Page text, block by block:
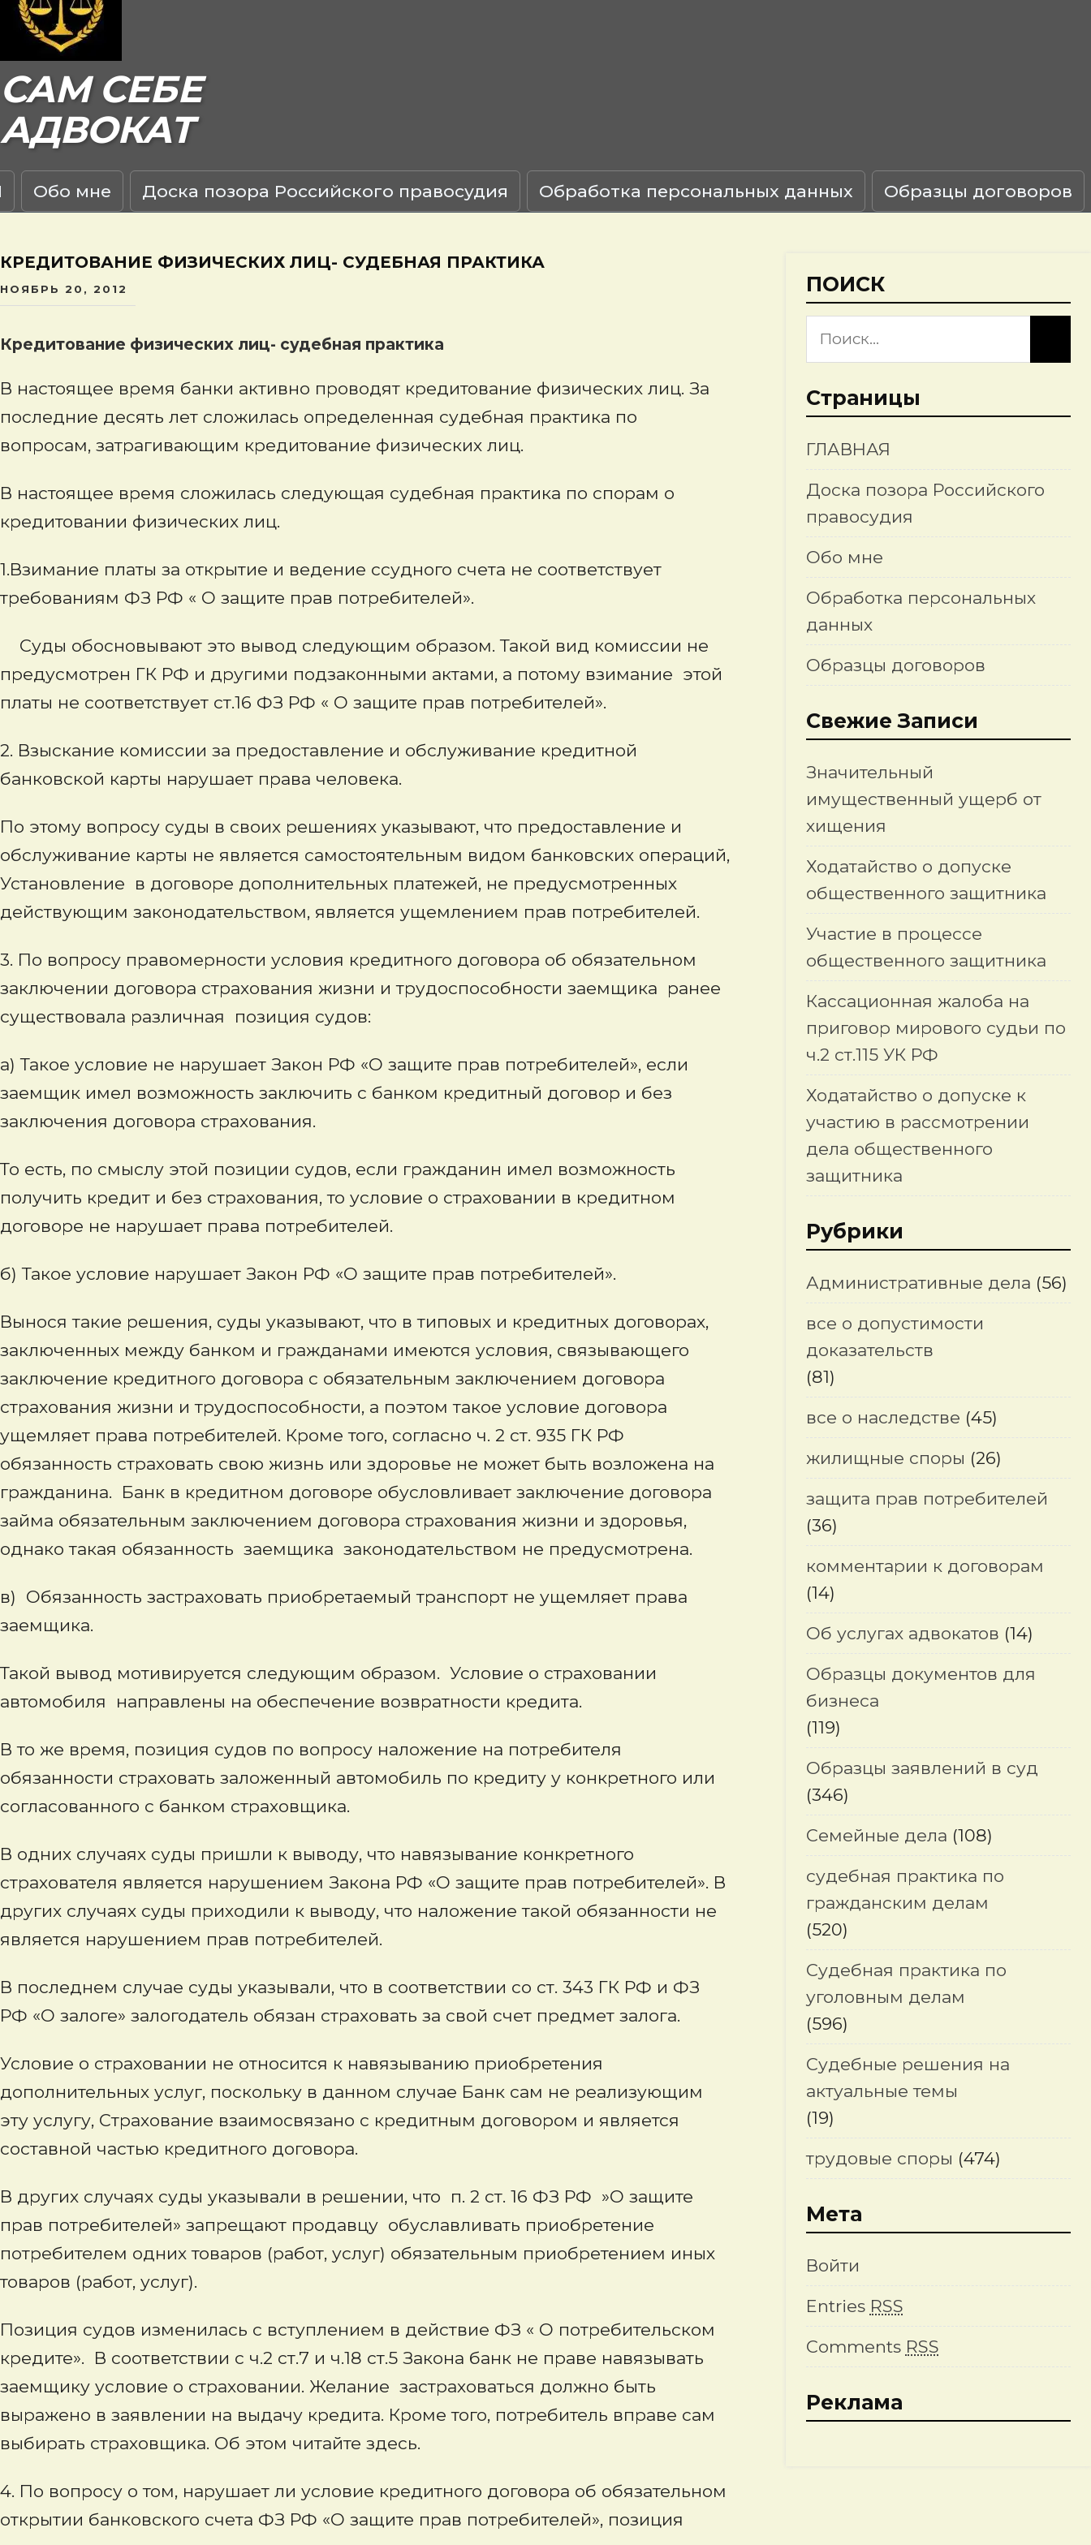
САМ СЕБЕ
АДВОКАТ
Обо мне Доска позора Российского правосудия Обработка персональных данных Образцы договоров
КРЕДИТОВАНИЕ ФИЗИЧЕСКИХ ЛИЦ- CУДЕБНАЯ ПРАКТИКА
НОЯБРЬ 20, 2012
Кредитование физических лиц- cудебная практика
В настоящее время банки активно проводят кредитование физических лиц. За
последние десять лет сложилась определенная судебная практика по
вопросам, затрагивающим кредитование физических лиц.
В настоящее время сложилась следующая судебная практика по спорам о
кредитовании физических лиц.
1.Взимание платы за открытие и ведение ссудного счета не соответствует
требованиям ФЗ РФ « О защите прав потребителей».
Суды обосновывают это вывод следующим образом. Такой вид комиссии не
предусмотрен ГК РФ и другими подзаконными актами, а потому взимание этой
платы не соответствует ст.16 ФЗ РФ « О защите прав потребителей».
2. Взыскание комиссии за предоставление и обслуживание кредитной
банковской карты нарушает права человека.
По этому вопросу суды в своих решениях указывают, что предоставление и
обслуживание карты не является самостоятельным видом банковских операций,
Установление в договоре дополнительных платежей, не предусмотренных
действующим законодательством, является ущемлением прав потребителей.
3. По вопросу правомерности условия кредитного договора об обязательном
заключении договора страхования жизни и трудоспособности заемщика ранее
существовала различная позиция судов:
а) Такое условие не нарушает Закон РФ «О защите прав потребителей», если
заемщик имел возможность заключить с банком кредитный договор и без
заключения договора страхования.
То есть, по смыслу этой позиции судов, если гражданин имел возможность
получить кредит и без страхования, то условие о страховании в кредитном
договоре не нарушает права потребителей.
б) Такое условие нарушает Закон РФ «О защите прав потребителей».
Вынося такие решения, суды указывают, что в типовых и кредитных договорах,
заключенных между банком и гражданами имеются условия, связывающего
заключение кредитного договора с обязательным заключением договора
страхования жизни и трудоспособности, а поэтом такое условие договора
ущемляет права потребителей. Кроме того, согласно ч. 2 ст. 935 ГК РФ
обязанность страховать свою жизнь или здоровье не может быть возложена на
гражданина. Банк в кредитном договоре обусловливает заключение договора
займа обязательным заключением договора страхования жизни и здоровья,
однако такая обязанность заемщика законодательством не предусмотрена.
в) Обязанность застраховать приобретаемый транспорт не ущемляет права
заемщика.
Такой вывод мотивируется следующим образом. Условие о страховании
автомобиля направлены на обеспечение возвратности кредита.
В то же время, позиция судов по вопросу наложение на потребителя
обязанности страховать заложенный автомобиль по кредиту у конкретного или
согласованного с банком страховщика.
В одних случаях суды пришли к выводу, что навязывание конкретного
страхователя является нарушением Закона РФ «О защите прав потребителей». В
других случаях суды приходили к выводу, что наложение такой обязанности не
является нарушением прав потребителей.
В последнем случае суды указывали, что в соответствии со ст. 343 ГК РФ и ФЗ
РФ «О залоге» залогодатель обязан страховать за свой счет предмет залога.
Условие о страховании не относится к навязыванию приобретения
дополнительных услуг, поскольку в данном случае Банк сам не реализующим
эту услугу, Страхование взаимосвязано с кредитным договором и является
составной частью кредитного договора.
В других случаях суды указывали в решении, что п. 2 ст. 16 ФЗ РФ »О защите
прав потребителей» запрещают продавцу обуславливать приобретение
потребителем одних товаров (работ, услуг) обязательным приобретением иных
товаров (работ, услуг).
Позиция судов изменилась с вступлением в действие ФЗ « О потребительском
кредите». В соответствии с ч.2 ст.7 и ч.18 ст.5 Закона банк не праве навязывать
заемщику условие о страховании. Желание застраховаться должно быть
выражено в заявлении на выдачу кредита. Кроме того, потребитель вправе сам
выбирать страховщика. Об этом читайте здесь.
4. По вопросу о том, нарушает ли условие кредитного договора об обязательном
открытии банковского счета ФЗ РФ «О защите прав потребителей», позиция
ПОИСК
Страницы
ГЛАВНАЯ
Доска позора Российского
правосудия
Обо мне
Обработка персональных
данных
Образцы договоров
Свежие Записи
Значительный
имущественный ущерб от
хищения
Ходатайство о допуске
общественного защитника
Участие в процессе
общественного защитника
Кассационная жалоба на
приговор мирового судьи по
ч.2 ст.115 УК РФ
Ходатайство о допуске к
участию в рассмотрении
дела общественного
защитника
Рубрики
Административные дела (56)
все о допустимости
доказательств
(81)
все о наследстве (45)
жилищные споры (26)
защита прав потребителей
(36)
комментарии к договорам
(14)
Об услугах адвокатов (14)
Образцы документов для
бизнеса
(119)
Образцы заявлений в суд
(346)
Семейные дела (108)
судебная практика по
гражданским делам
(520)
Судебная практика по
уголовным делам
(596)
Судебные решения на
актуальные темы
(19)
трудовые споры (474)
Мета
Войти
Entries RSS
Comments RSS
Реклама